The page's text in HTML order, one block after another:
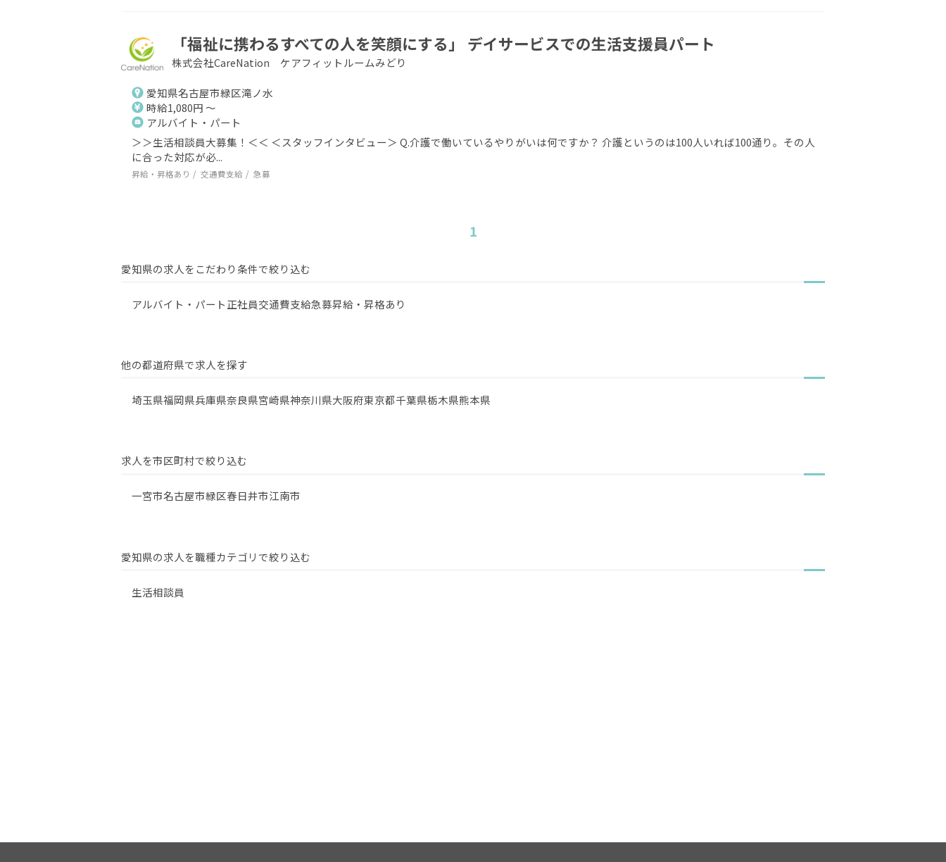
「福祉に携わるすべての人を笑顔にする」 デイサービスでの生活支援員パート
株式会社CareNation ケアフィットルームみどり
愛知県名古屋市緑区滝ノ水
時給1,080円 ～
アルバイト・パート
＞＞生活相談員大募集！＜＜ ＜スタッフインタビュー＞ Q.介護で働いているやりがいは何ですか？ 介護というのは100人いれば100通り。その人
に合った対応が必...
昇給・昇格あり 交通費支給 急募
1
愛知県の求人をこだわり条件で絞り込む
アルバイト・パート正社員交通費支給急募昇給・昇格あり
他の都道府県で求人を探す
埼玉県福岡県兵庫県奈良県宮崎県神奈川県大阪府東京都千葉県栃木県熊本県
求人を市区町村で絞り込む
一宮市名古屋市緑区春日井市江南市
愛知県の求人を職種カテゴリで絞り込む
生活相談員